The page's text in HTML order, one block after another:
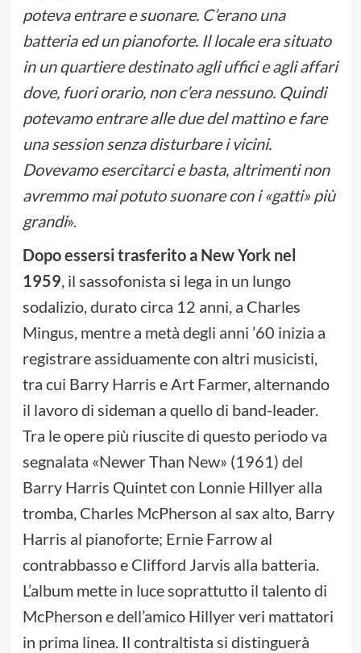
poteva entrare e suonare. C’erano una
batteria ed un pianoforte. Il locale era situato
in un quartiere destinato agli uffici e agli affari
dove, fuori orario, non c’era nessuno. Quindi
potevamo entrare alle due del mattino e fare
una session senza disturbare i vicini.
Dovevamo esercitarci e basta, altrimenti non
avremmo mai potuto suonare con i «gatti» più
grandi».
Dopo essersi trasferito a New York nel
1959, il sassofonista si lega in un lungo
sodalizio, durato circa 12 anni, a Charles
Mingus, mentre a metà degli anni ’60 inizia a
registrare assiduamente con altri musicisti,
tra cui Barry Harris e Art Farmer, alternando
il lavoro di sideman a quello di band-leader.
Tra le opere più riuscite di questo periodo va
segnalata «Newer Than New» (1961) del
Barry Harris Quintet con Lonnie Hillyer alla
tromba, Charles McPherson al sax alto, Barry
Harris al pianoforte; Ernie Farrow al
contrabbasso e Clifford Jarvis alla batteria.
L’album mette in luce soprattutto il talento di
McPherson e dell’amico Hillyer veri mattatori
in prima linea. Il contraltista si distinguerà